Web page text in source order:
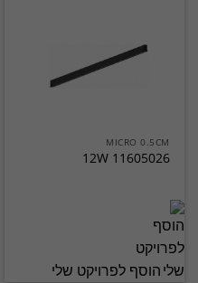
MICRO 0.5CM
11605026 12W
הוסף לפרויקט שלי